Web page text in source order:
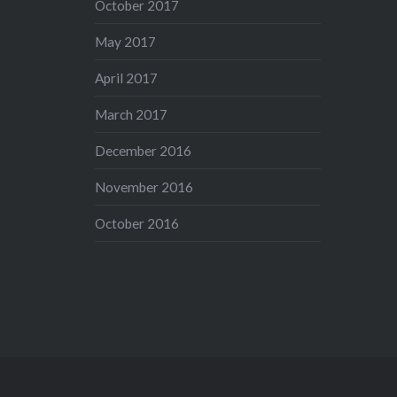
October 2017
May 2017
April 2017
March 2017
December 2016
November 2016
October 2016